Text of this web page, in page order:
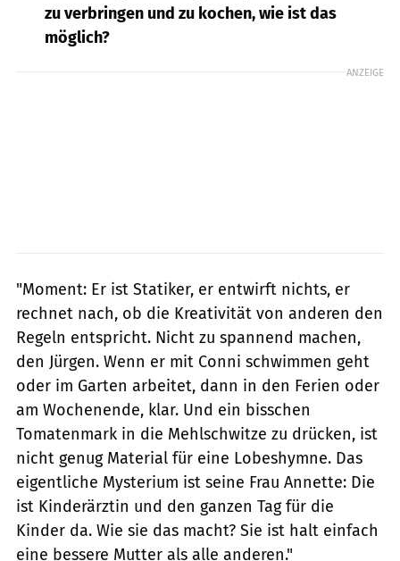
zu verbringen und zu kochen, wie ist das
möglich?
ANZEIGE
"Moment: Er ist Statiker, er entwirft nichts, er
rechnet nach, ob die Kreativität von anderen den
Regeln entspricht. Nicht zu spannend machen,
den Jürgen. Wenn er mit Conni schwimmen geht
oder im Garten arbeitet, dann in den Ferien oder
am Wochenende, klar. Und ein bisschen
Tomatenmark in die Mehlschwitze zu drücken, ist
nicht genug Material für eine Lobeshymne. Das
eigentliche Mysterium ist seine Frau Annette: Die
ist Kinderärztin und den ganzen Tag für die
Kinder da. Wie sie das macht? Sie ist halt einfach
eine bessere Mutter als alle anderen."